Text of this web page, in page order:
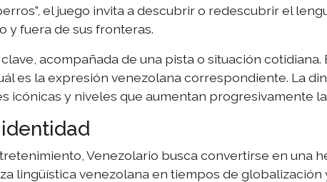
el juego invita a descubrir o redescubrir el
y fuera de sus fronteras.
acompañada de una pista o situación cotidiana.
es la expresión venezolana correspondiente. La
icónicas y niveles que aumentan progresivamente
Venezolario busca convertirse en una
lingüística venezolana en tiempos de globalización